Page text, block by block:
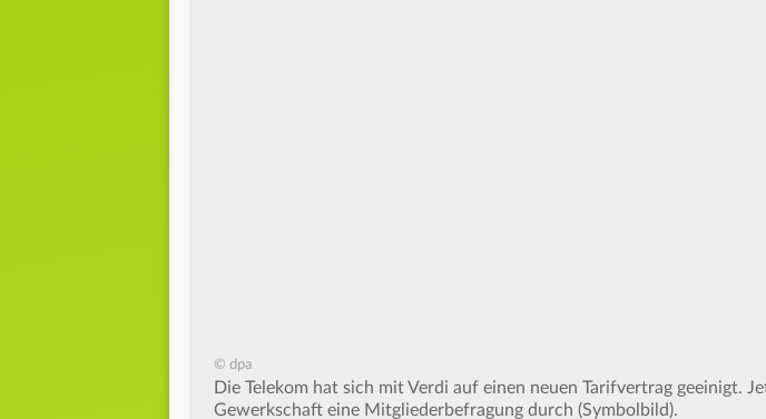
© dpa
Die Telekom hat sich mit Verdi auf einen neuen Tarifvertrag geeinigt.
Gewerkschaft eine Mitgliederbefragung durch (Symbolbild).